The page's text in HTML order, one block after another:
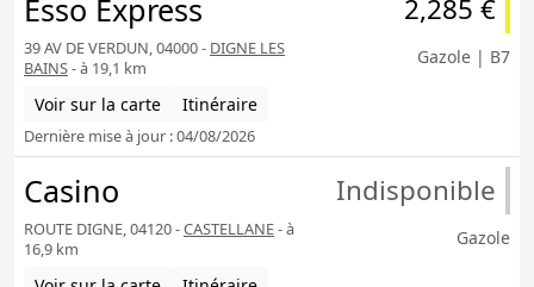
Esso Express
39 AV DE VERDUN, 04000 - DIGNE LES
BAINS- à 19,1 km
Voir sur la carte Itinéraire
Dernière mise à jour : 04/08/2026
2,285 €
Gazole | B7
Casino
ROUTE DIGNE, 04120 -CASTELLANE- à
16,9 km
Indisponible
Gazole